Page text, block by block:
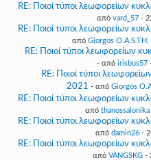
RE: Ποιοί τύποι λεωφορείων
από vard_57-
RE: Ποιοί τύποι λεωφορείων
από Giorgos O.A.S.TH.
RE: Ποιοί τύποι λεωφορείων
- από irisbus57-
RE: Ποιοί τύποι
2021 - από Giorgos
RE: Ποιοί τύποι λεωφορείων
από thanossalonika
RE: Ποιοί τύποι λεωφορείων
από damin26 -
RE: Ποιοί τύποι λεωφορείων
από VANGSKG-